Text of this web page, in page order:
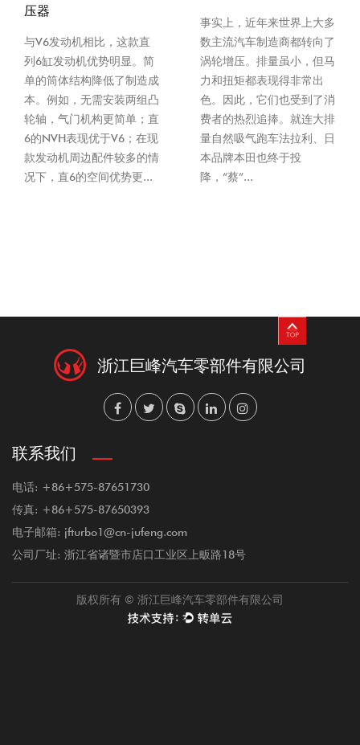
压器
与V6发动机相比，这款直
列6缸发动机优势明显。简
单的筒体结构降低了制造成
本。例如，无需安装两组凸
轮轴，气门机构更简单；直
6的NVH表现优于V6；在现
款发动机周边配件较多的情
况下，直6的空间优势更...
事实上，近年来世界上大多
数主流汽车制造商都转向了
涡轮增压。排量虽小，但马
力和扭矩都表现得非常出
色。因此，它们也受到了消
费者的热烈追捧。就连大排
量自然吸气跑车法拉利、日
本品牌本田也终于投
降，“蔡”...
浙江巨峰汽车零部件有限公司
联系我们
电话: +86+575-87651730
传真: +86+575-87650393
电子邮箱: jfturbo1@cn-jufeng.com
公司厂址: 浙江省诸暨市店口工业区上畈路18号
版权所有 © 浙江巨峰汽车零部件有限公司